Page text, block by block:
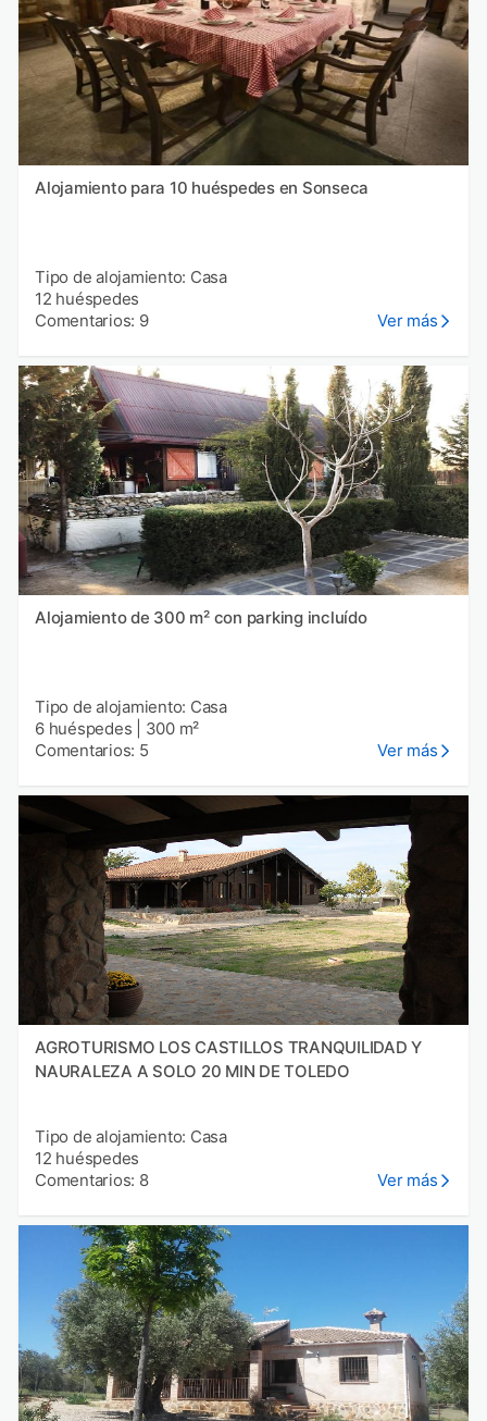
Alojamiento para 10 huéspedes en Sonseca
Tipo de alojamiento: Casa
12 huéspedes
Comentarios: 9
Ver más
Alojamiento de 300 m² con parking incluído
Tipo de alojamiento: Casa
6 huéspedes
300 m²
Comentarios: 5
Ver más
AGROTURISMO LOS CASTILLOS TRANQUILIDAD Y
NAURALEZA A SOLO 20 MIN DE TOLEDO
Tipo de alojamiento: Casa
12 huéspedes
Comentarios: 8
Ver más